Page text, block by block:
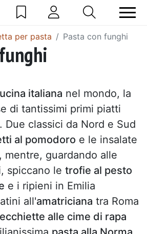
per pasta Pasta con funghi
italiana nel mondo, la
di tantissimi primi piatti
Due classici da Nord e Sud
al pomodoro e le insalate
, mentre, guardando alle
spiccano le trofie al pesto
e i ripieni in Emilia
all'amatriciana tra Roma
alle cime di rapa